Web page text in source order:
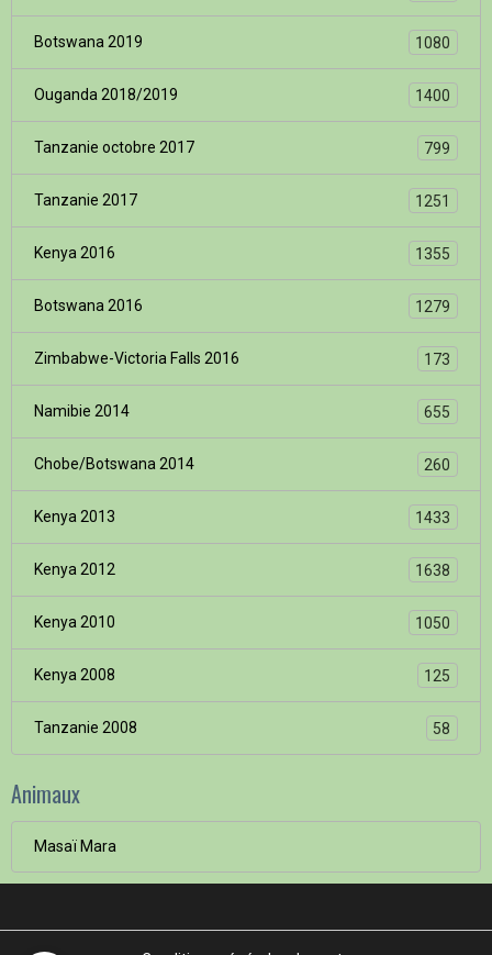
Botswana 2019 1080
Ouganda 2018/2019 1400
Tanzanie octobre 2017 799
Tanzanie 2017 1251
Kenya 2016 1355
Botswana 2016 1279
Zimbabwe-Victoria Falls 2016 173
Namibie 2014 655
Chobe/Botswana 2014 260
Kenya 2013 1433
Kenya 2012 1638
Kenya 2010 1050
Kenya 2008 125
Tanzanie 2008 58
Animaux
Masaï Mara